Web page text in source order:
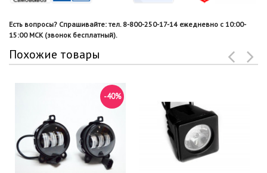
Есть вопросы? Спрашивайте: тел. 8-800-250-17-14 ежедневно с 10:00-
15:00 МСК (звонок бесплатный).
Похожие товары
-40%